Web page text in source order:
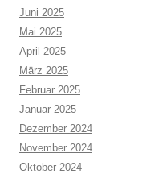
Juni 2025
Mai 2025
April 2025
März 2025
Februar 2025
Januar 2025
Dezember 2024
November 2024
Oktober 2024